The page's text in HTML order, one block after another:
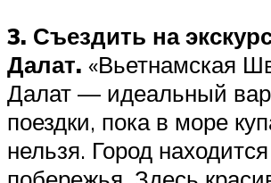
3. Съездить на
Далат. «Вьетнамская
Далат — идеальный
поездки, пока в море
нельзя. Город